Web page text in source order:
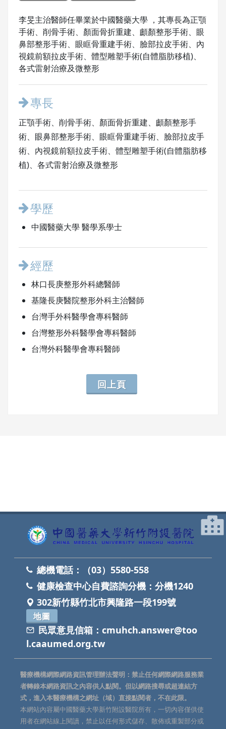
李旻主治醫師任畢業於中國醫藥大學 ，其專長為正顎
手術、削骨手術、顏面骨折重建、顱顏整形手術、眼
鼻部整形手術、眼眶骨重建手術、臉部拉皮手術、內
視鏡前額拉皮手術、體型雕塑手術(自體脂肪移植)、
各式雷射治療及微整形
專長
正顎手術、削骨手術、顏面骨折重建、顱顏整形手
術、眼鼻部整形手術、眼眶骨重建手術、臉部拉皮手
術、內視鏡前額拉皮手術、體型雕塑手術(自體脂肪移
植)、各式雷射治療及微整形
學歷
中國醫藥大學 醫學系學士
經歷
林口長庚整形外科總醫師
基隆長庚醫院整形外科主治醫師
台灣手外科醫學會專科醫師
台灣整形外科醫學會專科醫師
台灣外科醫學會專科醫師
回上頁
總機電話：
（03）5580-558
健康檢查中心自費諮詢分機： 分機1240
302新竹縣竹北市興隆路一段199號
地圖
民眾意見信箱： cmuhch.answer@too
l.caaumed.org.tw
醫療機構網際網路資訊管理辦法聲明：禁止任何網際網路服務業
者轉錄本網路資訊之內容供人點閱。但以網路搜尋或超連結方
式，進入本醫療機構之網址（域）直接點閱者，不在此限。
本網站內容屬中國醫藥大學新竹附設醫院所有，一切內容僅供使
用者在網站線上閱讀，禁止以任何形式儲存、散佈或重製部分或